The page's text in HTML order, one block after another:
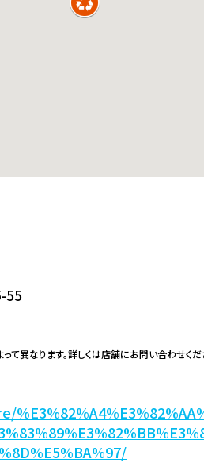
55
異なります。詳しくは店舗にお問い合わせくだ